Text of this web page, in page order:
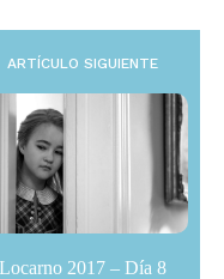
ARTÍCULO SIGUIENTE
Locarno 2017 – Día 8